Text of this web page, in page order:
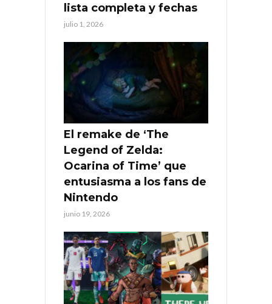
lista completa y fechas
julio 1, 2026
El remake de ‘The
Legend of Zelda:
Ocarina of Time’ que
entusiasma a los fans de
Nintendo
junio 19, 2026